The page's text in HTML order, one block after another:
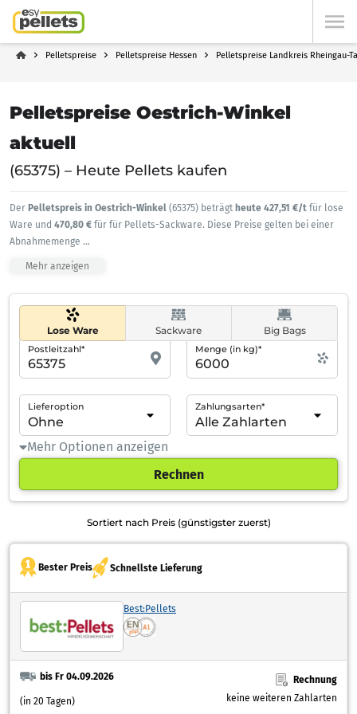
Pelletspreise Pelletspreise Hessen Pelletspreise Landkreis Rheingau-
Pelletspreise Oestrich-Winkel
aktuell
(65375) – Heute Pellets kaufen
Der Pelletspreis in Oestrich-Winkel (65375) beträgt heute 427,51 €/t für lose
Ware und 470,80 € für für Pellets-Sackware. Diese Preise gelten bei einer
Abnahmemenge ...
Mehr anzeigen
Lose Ware Sackware Big Bags
Postleitzahl* Menge (in kg)*
Lieferoption Zahlungsarten*
Mehr Optionen anzeigen
Rechnen
Sortiert nach Preis (günstigster zuerst)
Bester Preis Schnellste Lieferung
Best:Pellets
bis Fr 04.09.2026
(in 20 Tagen)
Rechnung
keine weiteren Zahlarten